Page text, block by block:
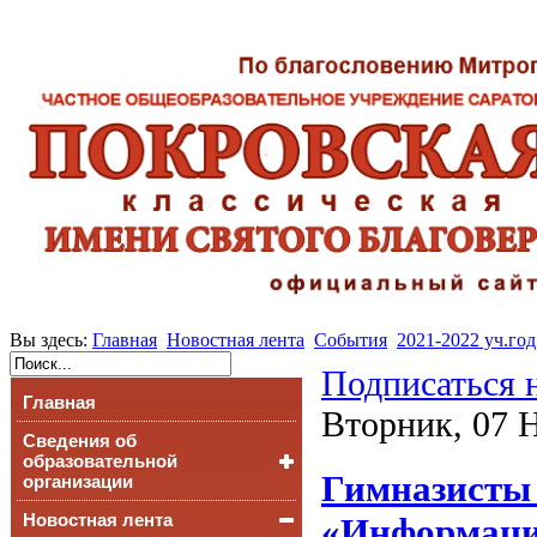
Вы здесь: Главная Новостная лента События 2021-2022 уч.год
Главная
Сведения об
образовательной
организации
Основные сведения
Новостная лента
Подписаться
Вторник, 07
Гимназисты